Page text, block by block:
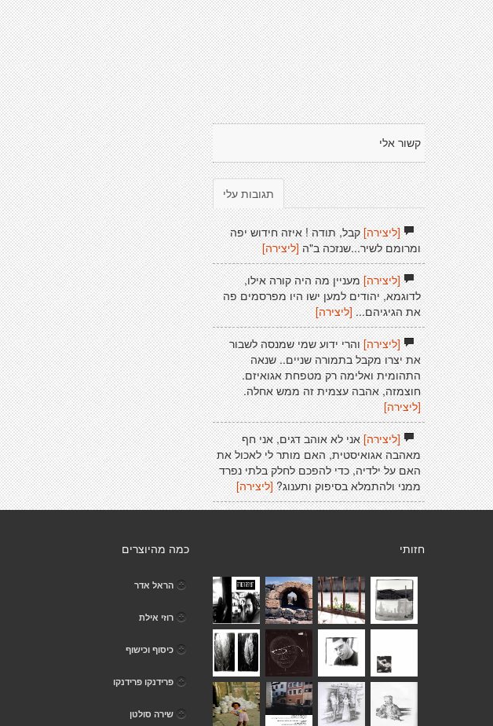
קשור אלי
תגובות עלי
[ליצירה]קבל, תודה ! איזה חידוש יפה
ומרומם לשיר...שנזכה ב"ה [ליצירה]
[ליצירה]מעניין מה היה קורה אילו,
לדוגמא, יהודים למען ישו היו מפרסמים פה
את הגיגיהם...[ליצירה]
[ליצירה]והרי ידוע שמי שמנסה לשבור
את יצרו מקבל בתמורה שניים.. שנאה
התהומית ואלימה רק מטפחת אגואיזם.
חוצמזה, אהבה עצמית זה ממש אחלה.
[ליצירה]
[ליצירה]אני לא אוהב דגים, אני חף
מאהבה אגואיסטית, האם מותר לי לאכול את
האם על ילדיה, כדי להפכם לחלק בלתי נפרד
ממני ולהתמלא בסיפוק ותענוג? [ליצירה]
כמה מהיוצרים
הראל אדר
רוזי אילת
כיסוף וכישוף
פרידנקו פרידנקו
שירה סולטן
חזותי